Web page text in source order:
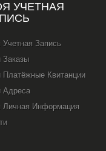
УЧЕТНАЯ
Учетная Запись
Заказы
Платёжные Квитанции
Адреса
Личная Информация